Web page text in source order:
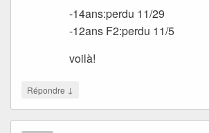
-14ans:perdu 11/29
-12ans F2:perdu 11/5
voilà!
Répondre ↓